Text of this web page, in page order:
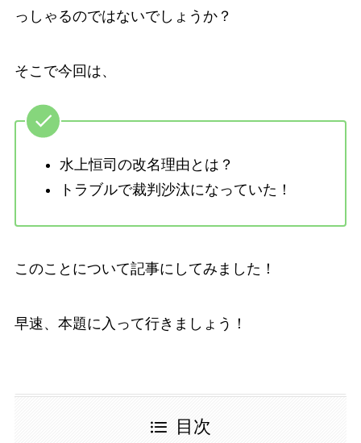
っしゃるのではないでしょうか？
そこで今回は、
水上恒司の改名理由とは？
トラブルで裁判沙汰になっていた！
このことについて記事にしてみました！
早速、本題に入って行きましょう！
目次